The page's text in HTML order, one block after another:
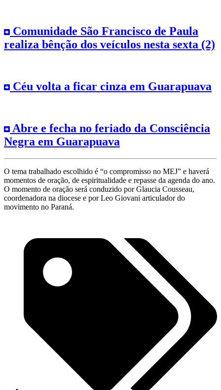
Comunidade São Francisco de Paula
realiza bênção dos veículos nesta sexta (2)
Céu volta a ficar cinza em Guarapuava
Abre e fecha no feriado da Consciência
Negra em Guarapuava
O tema trabalhado escolhido é “o compromisso no MEJ” e haverá
momentos de oração, de espiritualidade e repasse da agenda do ano.
O momento de oração será conduzido por Glaucia Cousseau,
coordenadora na diocese e por Leo Giovani articulador do
movimento no Paraná.